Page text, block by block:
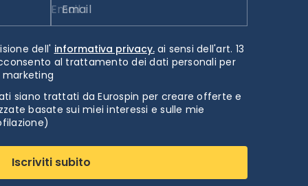
Email
dell' informativa privacy.ai sensi dell'art. 13
al trattamento dei dati personali per
siano trattati da Eurospin per creare offerte e
basate sui miei interessi e sulle mie
Iscriviti subito